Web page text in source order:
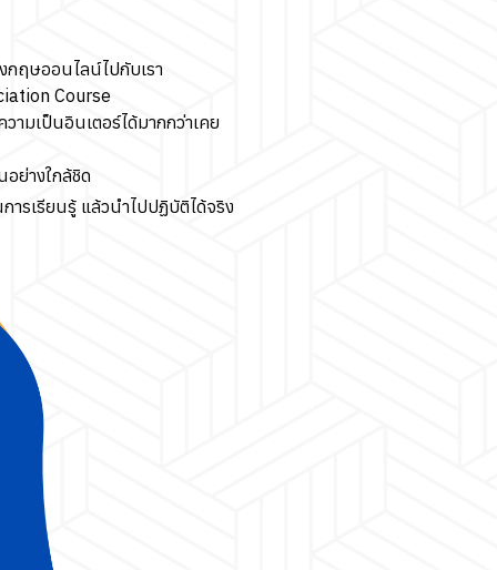
กฤษออนไลน์ไปกับเรา
Course
มเป็นอินเตอร์ได้มากกว่าเคย
ย่างใกล้ชิด
ารเรียนรู้ แล้วนำไปปฏิบัติได้จริง